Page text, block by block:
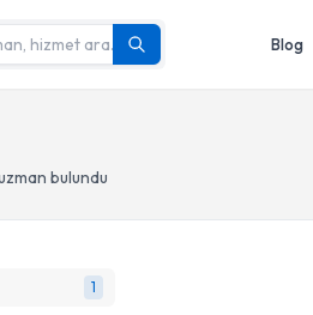
Blog
bulundu
1